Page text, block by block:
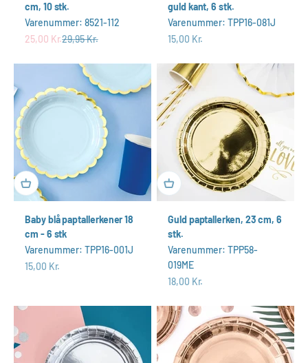
cm, 10 stk.
Varenummer: 8521-112
Salgspris
25,00 Kr.Normalpris
29,95 Kr.
guld kant, 6 stk.
Varenummer: TPP16-081J
Salgspris
15,00 Kr.
Baby blå paptallerkener 18
cm - 6 stk
Varenummer: TPP16-001J
Salgspris
15,00 Kr.
Guld paptallerken, 23 cm, 6
stk.
Varenummer: TPP58-
019ME
Salgspris
18,00 Kr.